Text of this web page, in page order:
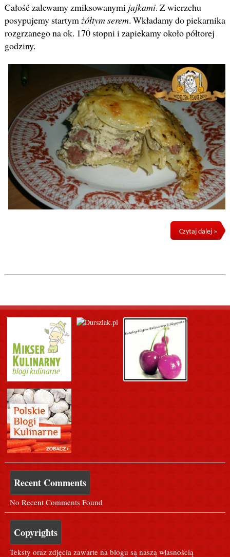
Całość zalewamy zmiksowanymi jajkami. Z wierzchu
posypujemy startymżółtym serem. Wkładamy do piekarnika
rozgrzanego na ok. 170 stopni i zapiekamy około półtorej
godziny.
Czytaj dalej »
Recent Comments
No Recent Comments Found
Copyrights
Teksty oraz zdjęcia zawarte na blogu są naszą własnością